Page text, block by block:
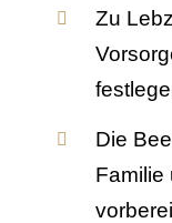
Zu
Die
Familie